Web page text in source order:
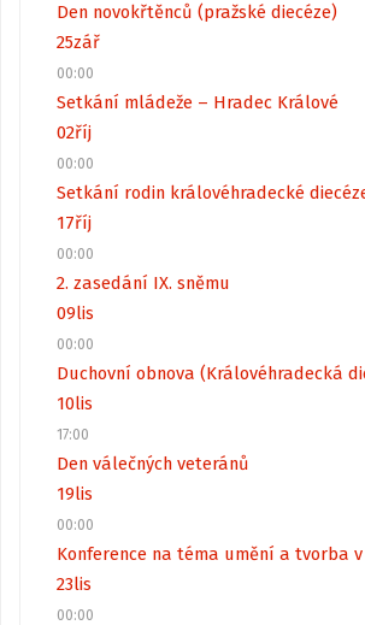
Den novokřtěnců (pražské diecéze)
25zář
00:00
Setkání mládeže – Hradec Králové
02říj
00:00
Setkání rodin královéhradecké
17říj
00:00
2. zasedání IX. sněmu
09lis
00:00
Duchovní obnova (Královéhradecká
10lis
17:00
Den válečných veteránů
19lis
00:00
Konference na téma umění a tvorba
23lis
00:00